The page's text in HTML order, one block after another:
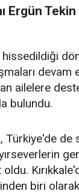
Ergün
devam
ailelere
bulundu.
Türkiye'de
biri